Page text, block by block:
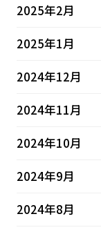
2025年2月
2025年1月
2024年12月
2024年11月
2024年10月
2024年9月
2024年8月